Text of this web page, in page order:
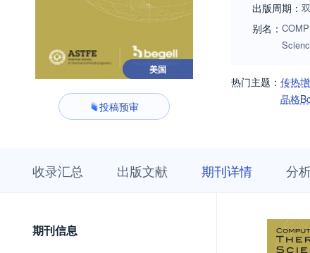
美国
投稿预审
出版周期：
别名：
热门主题： 传热
晶格
收录汇总 出版文献 期刊详情 分
期刊信息